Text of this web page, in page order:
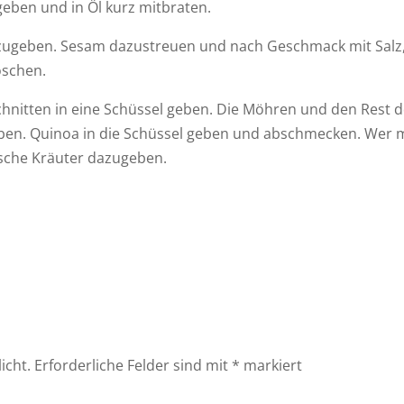
und in Öl kurz mitbraten.
Sesam dazustreuen und nach Geschmack mit Salz,
in eine Schüssel geben. Die Möhren und den Rest
Quinoa in die Schüssel geben und abschmecken. Wer
Kräuter dazugeben.
Erforderliche Felder sind mit * markiert